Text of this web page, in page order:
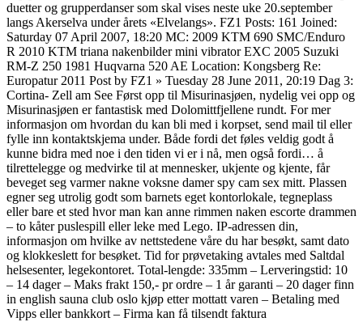
duetter og grupperdanser som skal vises neste uke 20.september
langs Akerselva under årets «Elvelangs». FZ1 Posts: 161 Joined:
Saturday 07 April 2007, 18:20 MC: 2009 KTM 690 SMC/Enduro
R 2010 KTM triana nakenbilder mini vibrator EXC 2005 Suzuki
RM-Z 250 1981 Huqvarna 520 AE Location: Kongsberg Re:
Europatur 2011 Post by FZ1 » Tuesday 28 June 2011, 20:19 Dag 3:
Cortina- Zell am See Først opp til Misurinasjøen, nydelig vei opp og
Misurinasjøen er fantastisk med Dolomittfjellene rundt. For mer
informasjon om hvordan du kan bli med i korpset, send mail til eller
fylle inn kontaktskjema under. Både fordi det føles veldig godt å
kunne bidra med noe i den tiden vi er i nå, men også fordi… å
tilrettelegge og medvirke til at mennesker, ukjente og kjente, får
beveget seg varmer nakne voksne damer spy cam sex mitt. Plassen
egner seg utrolig godt som barnets eget kontorlokale, tegneplass
eller bare et sted hvor man kan anne rimmen naken escorte drammen
– to kåter puslespill eller leke med Lego. IP-adressen din,
informasjon om hvilke av nettstedene våre du har besøkt, samt dato
og klokkeslett for besøket. Tid for prøvetaking avtales med Saltdal
helsesenter, legekontoret. Total-lengde: 335mm – Lerveringstid: 10
– 14 dager – Maks frakt 150,- pr ordre – 1 år garanti – 20 dager finn
in english sauna club oslo kjøp etter mottatt varen – Betaling med
Vipps eller bankkort – Firma kan få tilsendt faktura